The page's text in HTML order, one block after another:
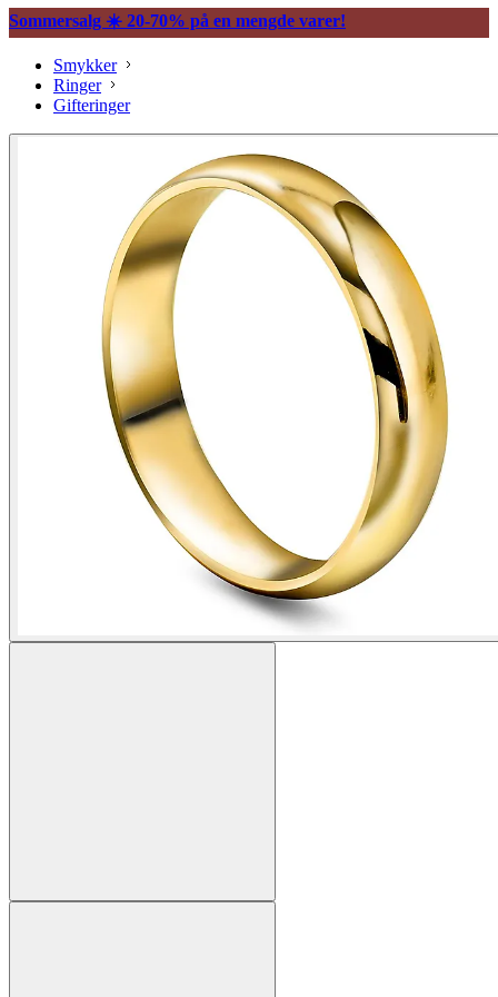
Sommersalg ☀️ 20-70% på en mengde varer!
Smykker
Ringer
Gifteringer